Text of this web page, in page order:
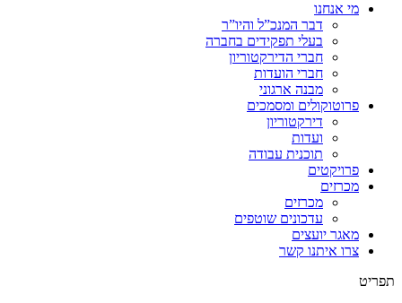
מי אנחנו
דבר המנכ”ל והיו”ר
בעלי תפקידים בחברה
חברי הדירקטוריון
חברי הועדות
מבנה ארגוני
פרוטוקולים ומסמכים
דירקטוריון
ועדות
תוכנית עבודה
פרויקטים
מכרזים
מכרזים
עדכונים שוטפים
מאגר יועצים
צרו איתנו קשר
תפריט